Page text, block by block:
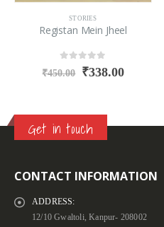
STORIES
Registan Mein Jheel
out of 5
₹450.00 ₹338.00
Get in touch
CONTACT INFORMATION
ADDRESS:
12/10 Gwaltoli, Kanpur- 208002